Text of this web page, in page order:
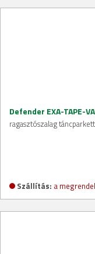
Defender EXA-TAPE-
ragasztószalag
Szállítás: a